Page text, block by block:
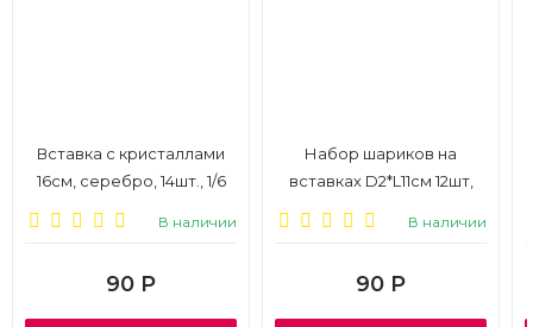
Вставка с кристаллами
16см, серебро, 14шт., 1/6
В наличии
90 Р
Набор шариков на
вставках D2*L11см 12шт,
В наличии
90 Р